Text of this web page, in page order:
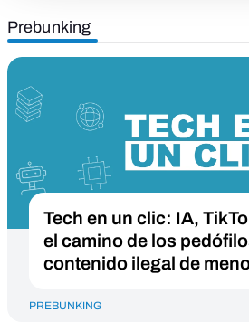
Prebunking
Tech en un clic: IA,
el camino de los
contenido ilegal de
PREBUNKING